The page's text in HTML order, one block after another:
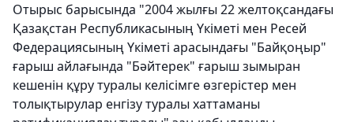
Отырыс барысында "2004 жылғы 22 желтоқсандағы
Қазақстан Республикасының Үкіметі мен Ресей
Федерациясының Үкіметі арасындағы "Байқоңыр"
ғарыш айлағында "Бәйтерек" ғарыш зымыран
кешенін құру туралы келісімге өзгерістер мен
толықтырулар енгізу туралы хаттаманы